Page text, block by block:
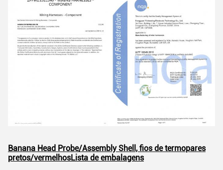
Banana Head Probe/Assembly Shell, fios de termopares
pretos/vermelhosLista de embalagens